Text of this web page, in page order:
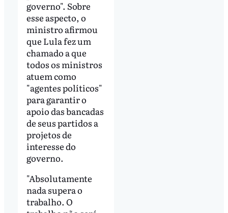
governo". Sobre
esse aspecto, o
ministro afirmou
que Lula fez um
chamado a que
todos os ministros
atuem como
"agentes políticos"
para garantir o
apoio das bancadas
de seus partidos a
projetos de
interesse do
governo.
"Absolutamente
nada supera o
trabalho. O